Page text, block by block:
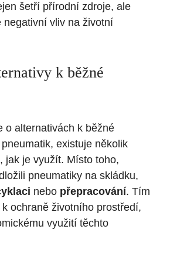
šetří přírodní zdroje, ale
negativní vliv na životní
k běžné
o alternativách k běžné
existuje několik
jak je využít. Místo toho,
pneumatiky na skládku,
nebo přepracování. Tím
ochraně životního prostředí,
využití těchto